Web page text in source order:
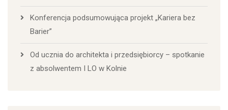
Konferencja podsumowująca projekt „Kariera bez
Barier”
Od ucznia do architekta i przedsiębiorcy – spotkanie
z absolwentem I LO w Kolnie